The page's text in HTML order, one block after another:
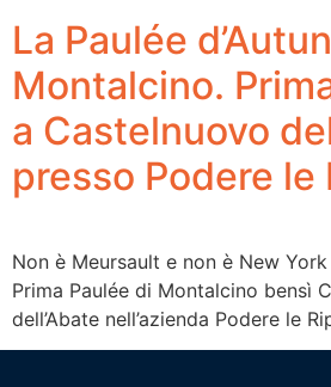
La Paulée
Montalcino.
a Castelnuovo
presso Podere le
Non è Meursault e non è New
Prima Paulée di Montalcino bensì
dell’Abate nell’azienda Podere le